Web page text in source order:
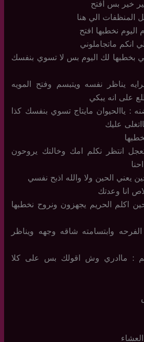
خير بس افتح
الي هنا
اليوم نخطبها افتح
انكم ماتجاملوني
بخطبها لك اليوم بس لا تسوي بنفسك
يناظر نفسه ويتبسم وفتح المويه
على انه يبكي
: ياالحيوان مايتاج تسوي بنفسك كذا
عليك
انتظر نكلم امك وخالتك يروحون
يعني الحين ولا والله اذبح نفسي
انا وعدتك
اكلم الحريم يجهزون ونروح نخطبها
وابتسامته شاقه وجهه ويناظر
: ماادري وش اقولك بس على كلا